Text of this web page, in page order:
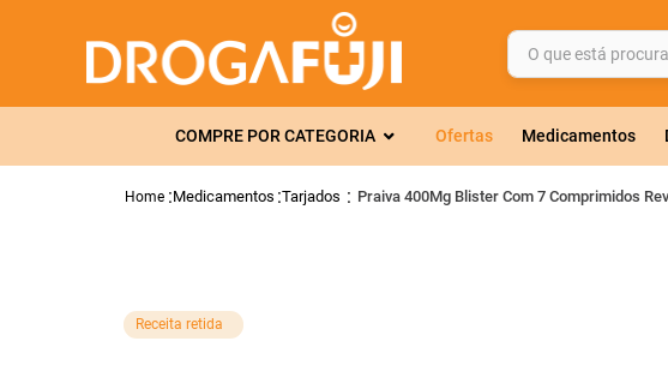
O que está
COMPRE POR CATEGORIA Ofertas Medicamentos
Medicamentos Tarjados Praiva 400Mg Blister Com 7 Comprimidos
Receita retida
TERMOS MAIS BUSCADOS
2º
gelmax